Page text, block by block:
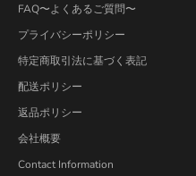
FAQ〜よくあるご質問〜
プライバシーポリシー
特定商取引法に基づく表記
配送ポリシー
返品ポリシー
会社概要
Contact Information